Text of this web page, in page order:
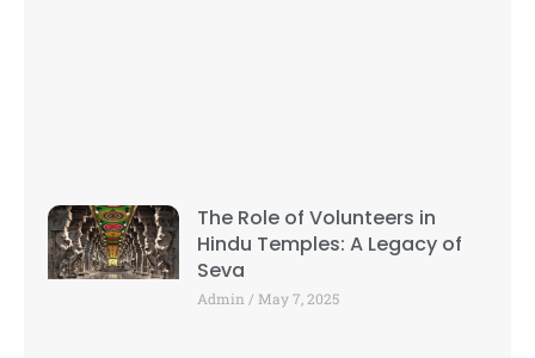
The Role of Volunteers in
Hindu Temples: A Legacy of
Seva
Admin May 7, 2025